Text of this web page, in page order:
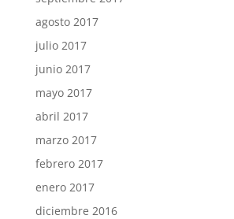
agosto 2017
julio 2017
junio 2017
mayo 2017
abril 2017
marzo 2017
febrero 2017
enero 2017
diciembre 2016